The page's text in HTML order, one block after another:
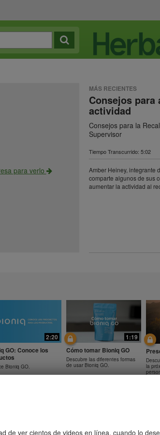
de ver cientos de videos en línea, cuando lo
para verlo
MÁS RECIENTES
Consejos para
actividad
Consejos para la
Supervisor
Tiempo Transcurrido: 5:02
Amber Heiney, integrante
comparte algunos de sus
aumentar la actividad al
2:20
GO: Conoce los
Bioniq GO.
1:19
Cómo tomar Bioniq GO
Descubre las diferentes formas
de usar Bioniq GO.
la
frecuentes
Preguntas frecuentes